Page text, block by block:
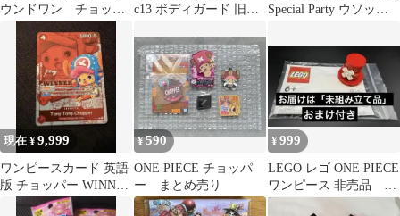
ウンドワン チョッパ
c13 ボディガード 旧ワ
Special Party ウソップ
現在 ¥9,999
ワンピースカード 英語
版 チョッパー WINNER
P-101 プロモ
¥590
ONE PIECE チョッパ
ー まとめ売り
¥999
LEGO レゴ ONE PIECE
ワンピース 非売品 チ
ョッパーNetflix